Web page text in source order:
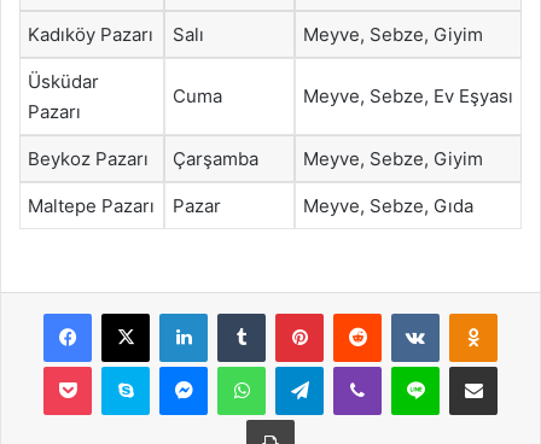
Kadıköy Pazarı Salı Meyve, Sebze, Giyim
Üsküdar
Pazarı
Cuma Meyve, Sebze, Ev Eşyası
Beykoz Pazarı Çarşamba Meyve, Sebze, Giyim
Maltepe Pazarı Pazar Meyve, Sebze, Gıda
Facebook
X LinkedInTumblr PinterestReddit VKontakte
Pocket Skype MessengerWhatsAppTelegramViber Line E-Posta ile
Yazdır